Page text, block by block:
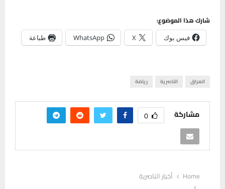
شارك هذا الموضوع:
فيس بوك X
WhatsApp طباعة
العراق الناصرية رياضة
مشاركة 0
Home
أخبار الناصرية